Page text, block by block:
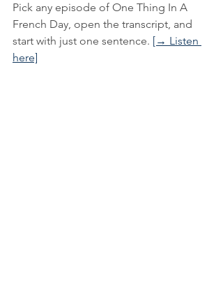
Pick any episode of One Thing In A
French Day, open the transcript, and
start with just one sentence. [→ Listen
here]